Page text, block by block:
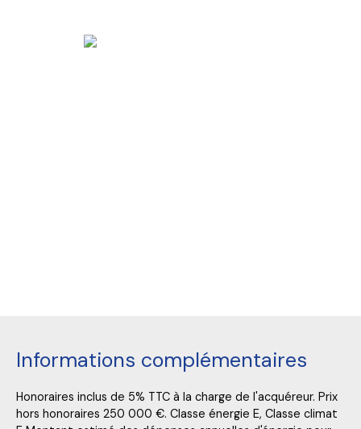
Informations complémentaires
Honoraires inclus de 5% TTC à la charge de l'acquéreur. Prix
hors honoraires 250 000 €. Classe énergie E, Classe climat